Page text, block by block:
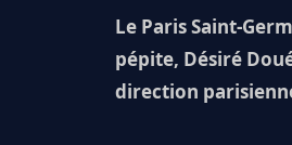
Le Paris Saint-
pépite, Désiré
direction